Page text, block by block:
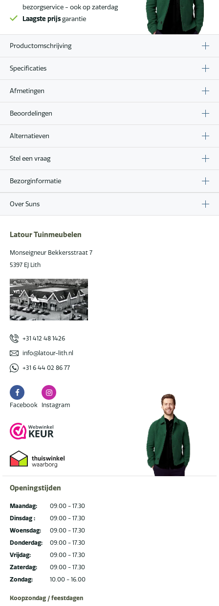
bezorgservice - ook op zaterdag
Laagste prijsgarantie
Productomschrijving
Specificaties
Afmetingen
Beoordelingen
Alternatieven
Stel een vraag
Bezorginformatie
Over Suns
Latour Tuinmeubelen
Monseigneur Bekkersstraat 7
5397 EJ Lith
+31 412 48 1426
info@latour-lith.nl
+31 6 44 02 86 77
Facebook
Facebook
Instagram
Instagram
Openingstijden
Maandag:
Dinsdag :
Woensdag:
Donderdag:
Vrijdag:
Zaterdag:
Zondag:
09.00 - 17.30
09.00 - 17.30
09.00 - 17.30
09.00 - 17.30
09.00 - 17.30
09.00 - 17.30
10.00 - 16.00
Koopzondag / feestdagen